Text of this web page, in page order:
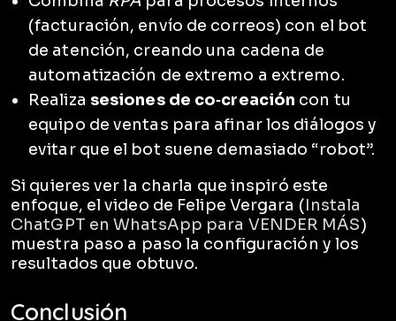
(facturación, envío de correos) con el bot
de atención, creando una cadena de
automatización de extremo a extremo.
Realiza sesiones de co‑creación con tu
equipo de ventas para afinar los diálogos y
evitar que el bot suene demasiado “robot”.
Si quieres ver la charla que inspiró este
enfoque, el video de Felipe Vergara (Instala
ChatGPT en WhatsApp para VENDER MÁS)
muestra paso a paso la configuración y los
resultados que obtuvo.
Conclusión